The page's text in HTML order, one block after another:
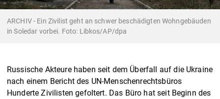
ARCHIV - Ein Zivilist geht an schwer beschädigten Wohngebäuden
in Soledar vorbei. Foto: Libkos/AP/dpa
Russische Akteure haben seit dem Überfall auf die Ukraine
nach einem Bericht des UN-Menschenrechtsbüros
Hunderte Zivilisten gefoltert. Das Büro hat seit Beginn des